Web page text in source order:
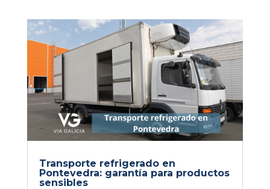
Transporte refrigerado en
Pontevedra: garantía para productos
sensibles